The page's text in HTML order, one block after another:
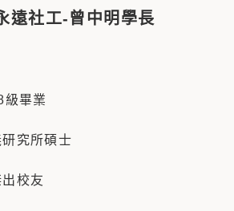
遠社工-曾中明學長
級畢業
究所碩士
校友